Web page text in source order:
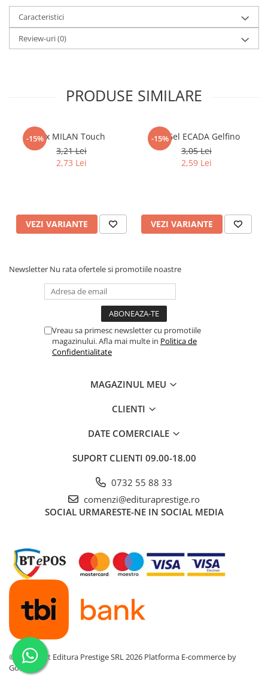
Senzatii/Thriller
SF & Fantasy
Adezivi si benzi adezive
Articole Birotica
Accesorii Arhivare
Organizare si Arhivare
Arta
Caiete si Carnetele scolare
Coperti, Mape, Etichete
Ghiozdane si Penare scolare
Instrumente de scris
Instrumente si Truse Geometrie
Carti pentru copii
Literatura Universala
Carte Prescolara, Joc
Carti cartonate
Descopera lumea
Descopera si invata
Din ograda
Povesti pe roti
Primele notiuni
Carti de colorat
Dimensiuni: 41 x 31 x 16 cm
Material: Poliester
Culoare: Multicolor
Tip inchidere: Fermoar.
Caracteristici
Review-uri(0)
PRODUSE SIMILARE
-15%Pix MILAN Touch
3,21 Lei
2,73 Lei
VEZI VARIANTE
-15%
Pix Gel ECADA Gelfino
3,05 Lei
2,59 Lei
VEZI VARIANTE
Newsletter Nu rata ofertele si promotiile noastre
Vreau sa primesc newsletter cu promotiile
magazinului. Afla mai multe in Politica de
Confidentialitate
MAGAZINUL MEU
CLIENTI
DATE COMERCIALE
SUPORT CLIENTI 09.00-18.00
0732 55 88 33
comenzi@edituraprestige.ro
SOCIAL URMARESTE-NE IN SOCIAL MEDIA
©Copyright Editura Prestige SRL 2026 Platforma E-commerce by
Gomag